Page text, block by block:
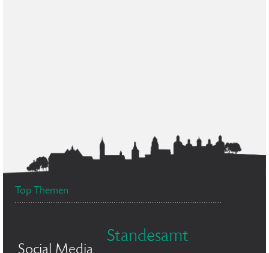
Top Themen
Standesamt